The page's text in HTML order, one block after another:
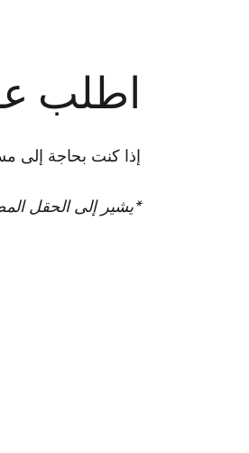
اطلب
إذا كنت بحاجة إلى
*يشير إلى الحقل